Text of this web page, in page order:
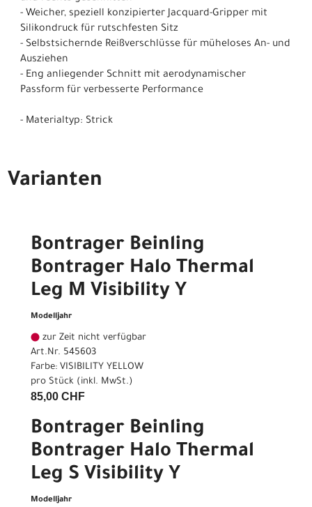
- Weicher, speziell konzipierter Jacquard-Gripper mit
Silikondruck für rutschfesten Sitz
- Selbstsichernde Reißverschlüsse für müheloses An- und
Ausziehen
- Eng anliegender Schnitt mit aerodynamischer
Passform für verbesserte Performance
- Materialtyp: Strick
Varianten
Bontrager Beinling
Bontrager Halo Thermal
Leg M Visibility Y
Modelljahr
zur Zeit nicht verfügbar
Art.Nr. 545603
Farbe: VISIBILITY YELLOW
pro Stück (inkl. MwSt.)
85,00 CHF
Bontrager Beinling
Bontrager Halo Thermal
Leg S Visibility Y
Modelljahr